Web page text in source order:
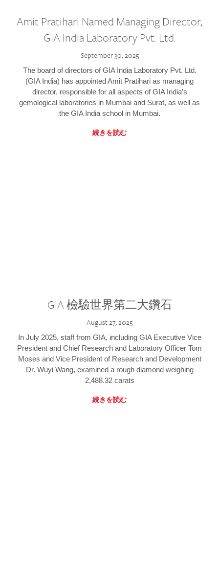
Amit Pratihari Named Managing Director,
GIA India Laboratory Pvt. Ltd.
September 30, 2025
The board of directors of GIA India Laboratory Pvt. Ltd.
(GIA India) has appointed Amit Pratihari as managing
director, responsible for all aspects of GIA India’s
gemological laboratories in Mumbai and Surat, as well as
the GIA India school in Mumbai.
続きを読む
GIA 檢驗世界第二大鑽石
August 27, 2025
In July 2025, staff from GIA, including GIA Executive Vice
President and Chief Research and Laboratory Officer Tom
Moses and Vice President of Research and Development
Dr. Wuyi Wang, examined a rough diamond weighing
2,488.32 carats
続きを読む